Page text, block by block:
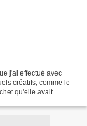
j'ai effectué avec
créatifs, comme le
qu'elle avait